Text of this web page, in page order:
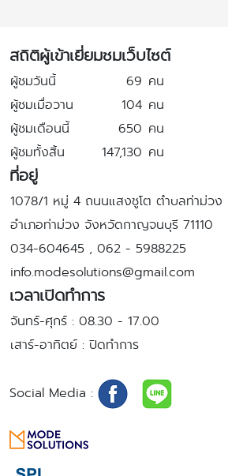
สถิติผู้เข้าเยี่ยมชมเว็บไซต์
ผู้ชมวันนี้ 69 คน
ผู้ชมเมื่อวาน
104 คน
ผู้ชมเดือนนี้
650 คน
ผู้ชมทั้งสิ้น
147,130 คน
ที่อยู่
1078/1 หมู่ 4 ถนนแสงชูโต ตำบลท่าม่วง
อำเภอท่าม่วง จังหวัดกาญจนบุรี 71110
034-604645 , 062 - 5988225
info.modesolutions@gmail.com
เวลาเปิดทำการ
จันทร์-ศุกร์ : 08.30 - 17.00
เสาร์-อาทิตย์ : ปิดทำการ
Social Media :